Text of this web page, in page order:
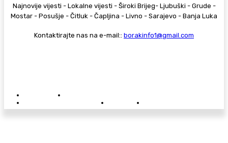
Najnovije vijesti - Lokalne vijesti - Široki Brijeg- Ljubuški - Grude -
Mostar - Posušje - Čitluk - Čapljina - Livno - Sarajevo - Banja Luka
Kontaktirajte nas na e-mail:: borakinfo1@gmail.com